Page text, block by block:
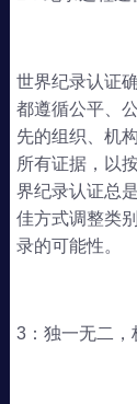
世界纪录认证
都遵循公平、
先的组织、机
所有证据，以
界纪录认证总
佳方式调整类
录的可能性。
3：独一无二，